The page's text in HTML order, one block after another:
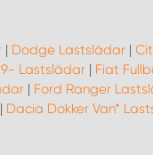
| Dodge Lastslädar |
Lastslädar| Fiat
| Ford Ranger
Dacia Dokker Van*